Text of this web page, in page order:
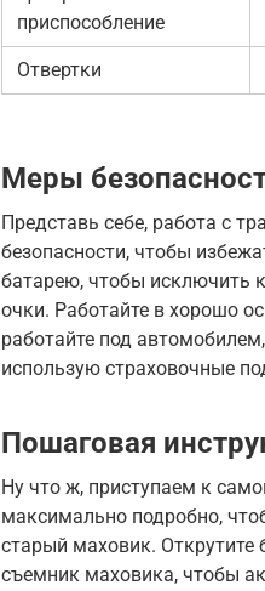
приспособление
Отвертки
Меры
Представь себе, работа с
безопасности, чтобы
батарею, чтобы исключить
очки. Работайте в хорошо
работайте под
использую страховочные
Пошаговая
Ну что ж, приступаем к
максимально подробно,
старый маховик. Открутите
съемник маховика, чтобы